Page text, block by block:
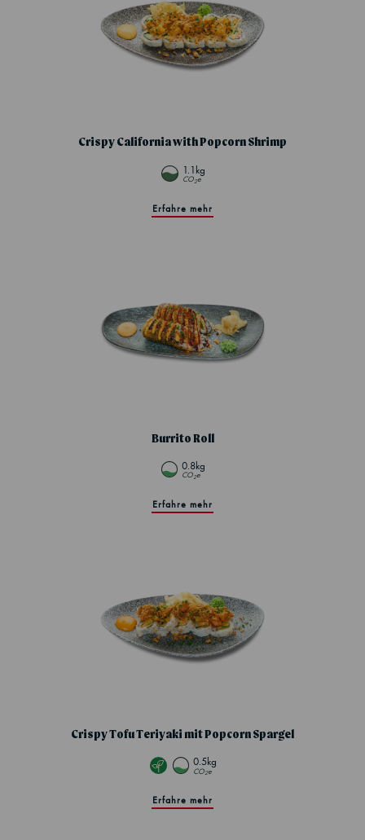
Crispy California with Popcorn Shrimp
1.1kg
CO2e
Erfahre mehr
Burrito Roll
0.8kg
CO2e
Erfahre mehr
Crispy Tofu Teriyaki mit Popcorn Spargel
0.5kg
CO2e
Erfahre mehr